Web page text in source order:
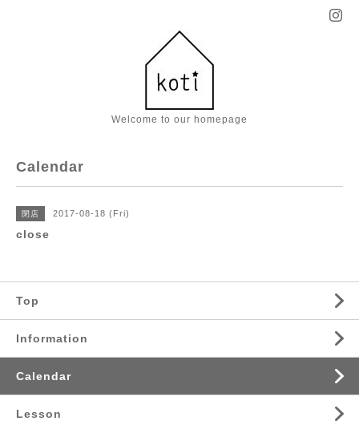
Welcome to our homepage
Calendar
閉店 2017-08-18 (Fri)
close
Top
Information
Calendar
Lesson